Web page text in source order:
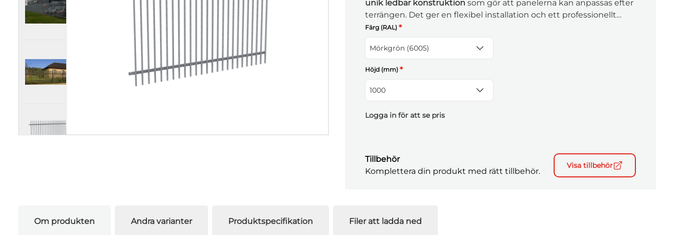
unik ledbar konstruktion som gör att panelerna kan anpassas efter
terrängen. Det ger en flexibel installation och ett professionellt
resultat även i ojämna miljöer.
Färg (RAL) *
Mörkgrön (6005)
Höjd (mm) *
1000
Logga in för att se pris
Tillbehör
Komplettera din produkt med rätt tillbehör.
Visa tillbehör
Om produkten Andra varianter Produktspecifikation Filer att ladda ned